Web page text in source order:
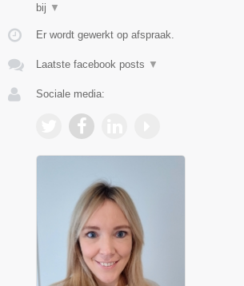
bij ▼
Er wordt gewerkt op afspraak.
Laatste facebook posts ▼
Sociale media: